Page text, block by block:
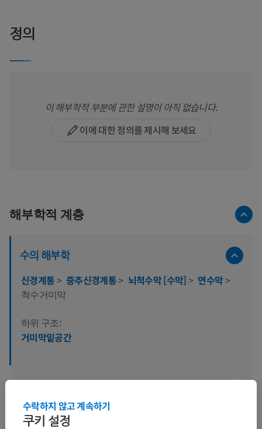
정의
이 해부학적 부분에 관한 설명이 아직 없습니다.
이에 대한 정의를 제시해 보세요
해부학적 계층
수의 해부학
신경계통> 중추신경계통> 뇌척수막 [수막]> 연수막>
척수거미막
하위 구조:
거미막밑공간
쿠키 설정
수락하지 않고 계속하기